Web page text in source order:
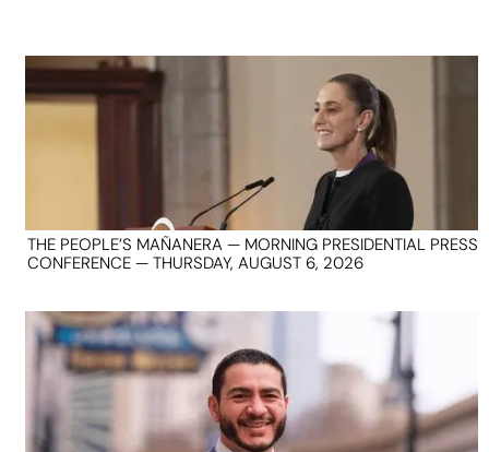
THE PEOPLE’S MAÑANERA — MORNING PRESIDENTIAL PRESS
CONFERENCE — THURSDAY, AUGUST 6, 2026